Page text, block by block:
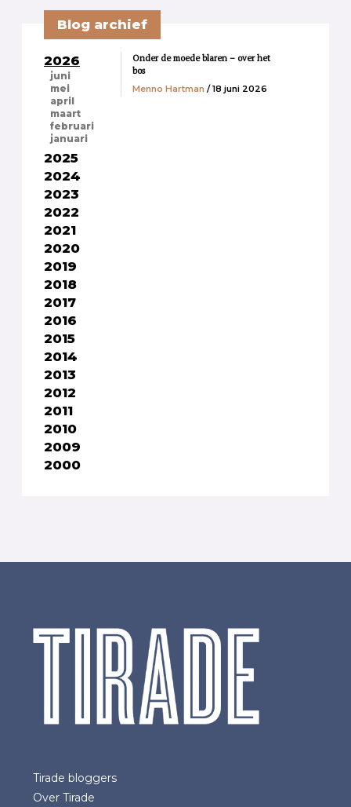
Blog archief
2026
juni
mei
april
maart
februari
januari
2025
2024
2023
2022
2021
2020
2019
2018
2017
2016
2015
2014
2013
2012
2011
2010
2009
2000
Onder de moede blaren – over het
bos
Menno Hartman / 18 juni 2026
Tirade bloggers
Over Tirade